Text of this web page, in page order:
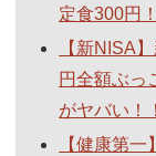
定食300円！
【新NISA
円全額ぶっ
がヤバい！！
【健康第